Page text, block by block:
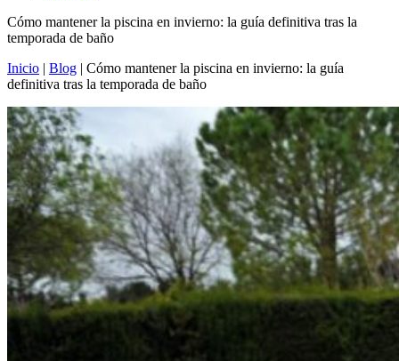
Cómo mantener la piscina en invierno: la guía definitiva tras la
temporada de baño
Inicio | Blog | Cómo mantener la piscina en invierno: la guía
definitiva tras la temporada de baño